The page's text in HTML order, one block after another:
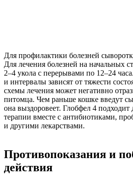
Для профилактики болезней
Для лечения болезней на начальных
2–4 укола с перерывами по 12–24
и интервалы зависят от тяжести
схемы лечения может негативно
питомца. Чем раньше кошке введут
она выздоровеет. Глобфел 4 подходит
терапии вместе с антибиотиками,
и другими лекарствами.
Противопоказания и
действия